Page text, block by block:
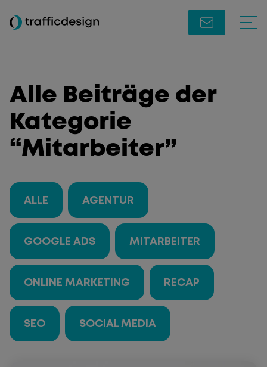
Alle Beiträge der
Kategorie
“Mitarbeiter”
ALLE AGENTUR
GOOGLE ADS MITARBEITER
ONLINE MARKETING RECAP
SEO SOCIAL MEDIA